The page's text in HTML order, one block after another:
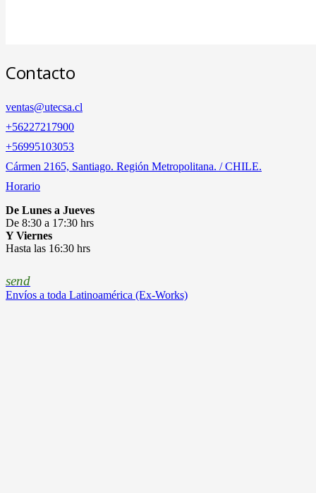
Contacto
ventas@utecsa.cl
+56227217900
‎+56995103053
Cármen 2165, Santiago. Región Metropolitana. / CHILE.
Horario
De Lunes a Jueves
De 8:30 a 17:30 hrs
Y Viernes
Hasta las 16:30 hrs
send
Envíos a toda Latinoamérica (Ex-Works)